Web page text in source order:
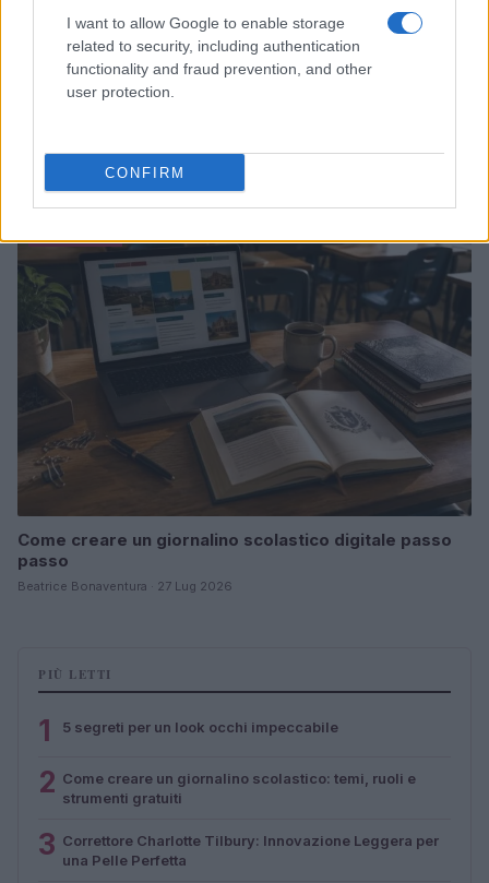
I want to allow Google to enable storage
related to security, including authentication
functionality and fraud prevention, and other
user protection.
CONFIRM
annuale e carnet
Camilla Fiore · 3 Ago 2026
Come creare un giornalino scolastico digitale passo
passo
Beatrice Bonaventura · 27 Lug 2026
PIÙ LETTI
1 5 segreti per un look occhi impeccabile
2 Come creare un giornalino scolastico: temi, ruoli e
strumenti gratuiti
3 Correttore Charlotte Tilbury: Innovazione Leggera per
una Pelle Perfetta